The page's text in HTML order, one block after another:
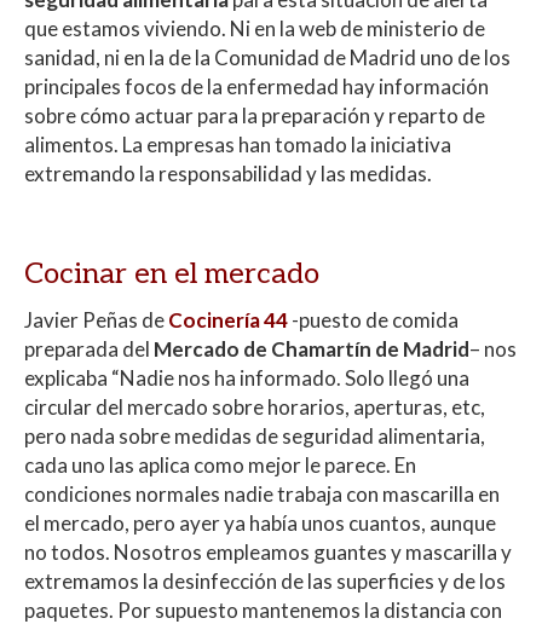
que estamos viviendo. Ni en la web de ministerio de
sanidad, ni en la de la Comunidad de Madrid uno de los
principales focos de la enfermedad hay información
sobre cómo actuar para la preparación y reparto de
alimentos. La empresas han tomado la iniciativa
extremando la responsabilidad y las medidas.
Cocinar en el mercado
Javier Peñas deCocinería 44-puesto de comida
preparada del Mercado de Chamartín de Madrid– nos
explicaba “Nadie nos ha informado. Solo llegó una
circular del mercado sobre horarios, aperturas, etc,
pero nada sobre medidas de seguridad alimentaria,
cada uno las aplica como mejor le parece. En
condiciones normales nadie trabaja con mascarilla en
el mercado, pero ayer ya había unos cuantos, aunque
no todos. Nosotros empleamos guantes y mascarilla y
extremamos la desinfección de las superficies y de los
paquetes. Por supuesto mantenemos la distancia con